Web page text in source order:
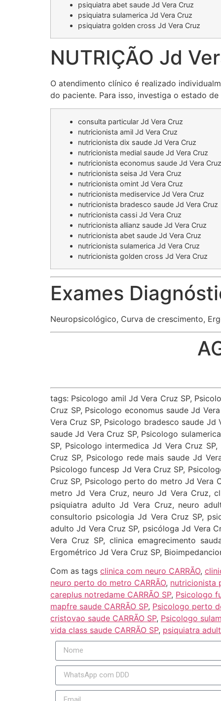
psiquiatra abet saude Jd Vera Cruz
psiquiatra sulamerica Jd Vera Cruz
psiquiatra golden cross Jd Vera Cruz
NUTRIÇÃO Jd
O atendimento clínico é realizado
do paciente. Para isso, investiga o estado
consulta particular Jd Vera Cruz
nutricionista amil Jd Vera Cruz
nutricionista dix saude Jd Vera Cruz
nutricionista medial saude Jd Vera Cruz
nutricionista economus saude Jd Vera Cruz
nutricionista seisa Jd Vera Cruz
nutricionista omint Jd Vera Cruz
nutricionista mediservice Jd Vera Cruz
nutricionista bradesco saude Jd Vera Cruz
nutricionista cassi Jd Vera Cruz
nutricionista allianz saude Jd Vera Cruz
nutricionista abet saude Jd Vera Cruz
nutricionista sulamerica Jd Vera Cruz
nutricionista golden cross Jd Vera Cruz
Exames
Neuropsicológico, Curva de crescimento,
tags: Psicologo amil Jd Vera Cruz SP,
Cruz SP, Psicologo economus saude Jd
Vera Cruz SP, Psicologo bradesco saude
saude Jd Vera Cruz SP, Psicologo
SP, Psicologo intermedica Jd Vera Cruz
Cruz SP, Psicologo rede mais saude Jd
Psicologo funcesp Jd Vera Cruz SP,
Cruz SP, Psicologo perto do metro Jd
metro Jd Vera Cruz, neuro Jd Vera Cruz,
psiquiatra adulto Jd Vera Cruz, neuro
consultorio psicologia Jd Vera Cruz SP,
adulto Jd Vera Cruz SP, psicóloga Jd Vera
Vera Cruz SP, clinica emagrecimento
Ergométrico Jd Vera Cruz SP,
Com as tags clinica com neuro CARRÃO,
neuro perto do metro CARRÃO, nutricionista
careplus notredame CARRÃO SP, Psicologo
mapfre saude CARRÃO SP, Psicologo perto
cristovao saude CARRÃO SP, Psicologo
vida class saude CARRÃO SP, psiquiatra